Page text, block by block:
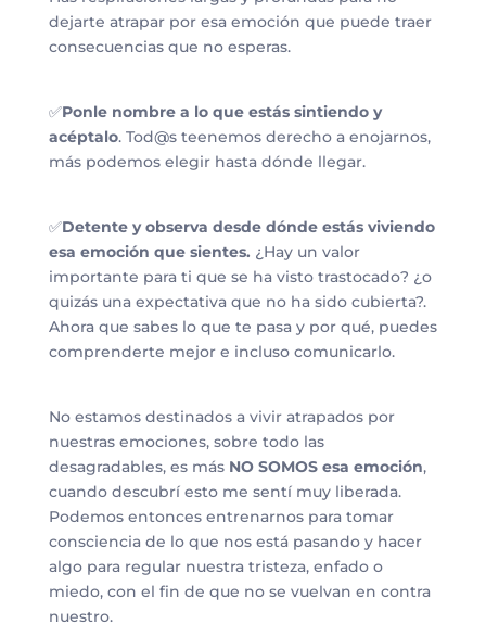
dejarte atrapar por esa emoción que puede traer
consecuencias que no esperas.
✅Ponle nombre a lo que estás sintiendo y
acéptalo. Tod@s teenemos derecho a enojarnos,
más podemos elegir hasta dónde llegar.
✅Detente y observa desde dónde estás viviendo
esa emoción que sientes. ¿Hay un valor
importante para ti que se ha visto trastocado? ¿o
quizás una expectativa que no ha sido cubierta?.
Ahora que sabes lo que te pasa y por qué, puedes
comprenderte mejor e incluso comunicarlo.
No estamos destinados a vivir atrapados por
nuestras emociones, sobre todo las
desagradables, es más NO SOMOS esa emoción,
cuando descubrí esto me sentí muy liberada.
Podemos entonces entrenarnos para tomar
consciencia de lo que nos está pasando y hacer
algo para regular nuestra tristeza, enfado o
miedo, con el fin de que no se vuelvan en contra
nuestro.